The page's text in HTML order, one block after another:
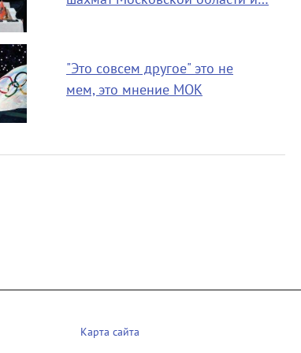
"Это совсем другое" это не
мем, это мнение МОК
Карта сайта